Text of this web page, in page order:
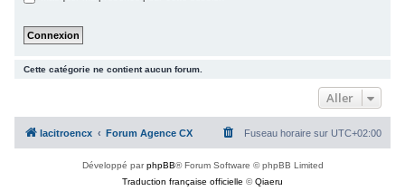
Cette catégorie ne contient aucun forum.
Aller
lacitroencx Forum Agence CX Fuseau horaire sur UTC+02:00
Développé parphpBB® Forum Software © phpBB Limited
Traduction française officielle ©Qiaeru